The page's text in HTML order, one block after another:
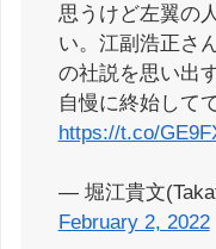
思うけど左翼の
い。江副浩正さ
の社説を思い出
自慢に終始して
https://t.co/
— 堀江貴文
February 2, 2022